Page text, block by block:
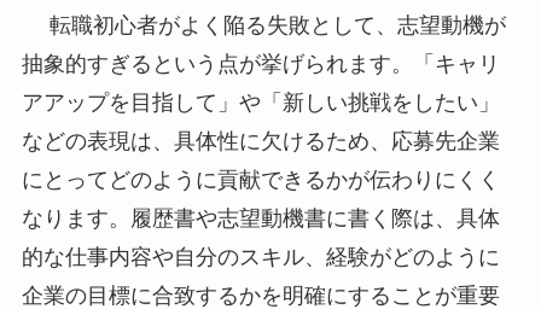
転職初心者がよく陥る失敗として、志望動機が
抽象的すぎるという点が挙げられます。「キャリ
アアップを目指して」や「新しい挑戦をしたい」
などの表現は、具体性に欠けるため、応募先企業
にとってどのように貢献できるかが伝わりにくく
なります。履歴書や志望動機書に書く際は、具体
的な仕事内容や自分のスキル、経験がどのように
企業の目標に合致するかを明確にすることが重要